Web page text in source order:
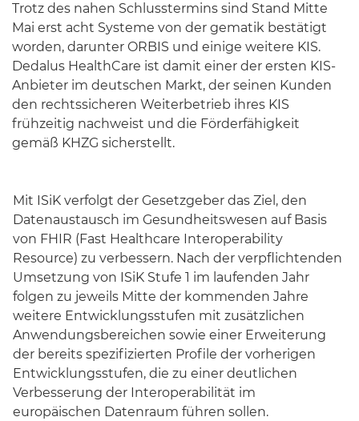
Trotz des nahen Schlusstermins sind Stand Mitte
Mai erst acht Systeme von der gematik bestätigt
worden, darunter ORBIS und einige weitere KIS.
Dedalus HealthCare ist damit einer der ersten KIS-
Anbieter im deutschen Markt, der seinen Kunden
den rechtssicheren Weiterbetrieb ihres KIS
frühzeitig nachweist und die Förderfähigkeit
gemäß KHZG sicherstellt.
Mit ISiK verfolgt der Gesetzgeber das Ziel, den
Datenaustausch im Gesundheitswesen auf Basis
von FHIR (Fast Healthcare Interoperability
Resource) zu verbessern. Nach der verpflichtenden
Umsetzung von ISiK Stufe 1 im laufenden Jahr
folgen zu jeweils Mitte der kommenden Jahre
weitere Entwicklungsstufen mit zusätzlichen
Anwendungsbereichen sowie einer Erweiterung
der bereits spezifizierten Profile der vorherigen
Entwicklungsstufen, die zu einer deutlichen
Verbesserung der Interoperabilität im
europäischen Datenraum führen sollen.